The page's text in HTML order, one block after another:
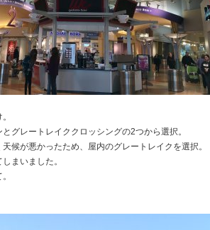
グレートレイククロッシングの2つから選択。
候が悪かったため、屋内のグレートレイクを選択。
まいました。